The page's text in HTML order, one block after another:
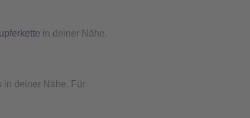
in deiner Nähe.
in deiner Nähe. Für